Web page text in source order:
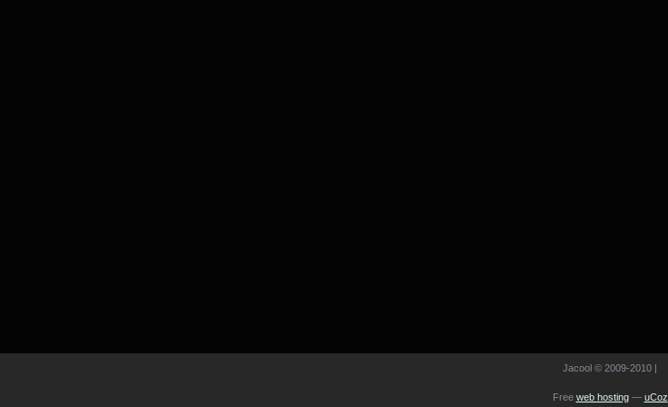
Jacool © 2009-2010 |
Free web hosting— uCoz